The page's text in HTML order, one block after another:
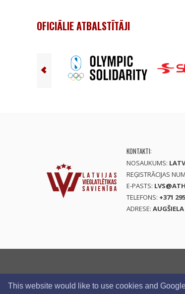
This website would like to use cookies and
OFICIĀLIE ATBALSTĪTĀJI
KONTAKTI:
NOSAUKUMS:
REĢISTRĀCIJAS
E-PASTS:
TELEFONS: +371
ADRESE: